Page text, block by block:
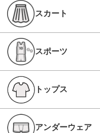
スカート
スポーツ
トップス
アンダーウェア